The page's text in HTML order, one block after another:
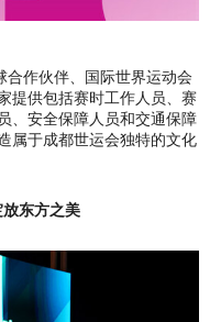
合作伙伴、国际世界运动会
提供包括赛时工作人员、赛
、安全保障人员和交通保障
属于成都世运会独特的文化
东方之美